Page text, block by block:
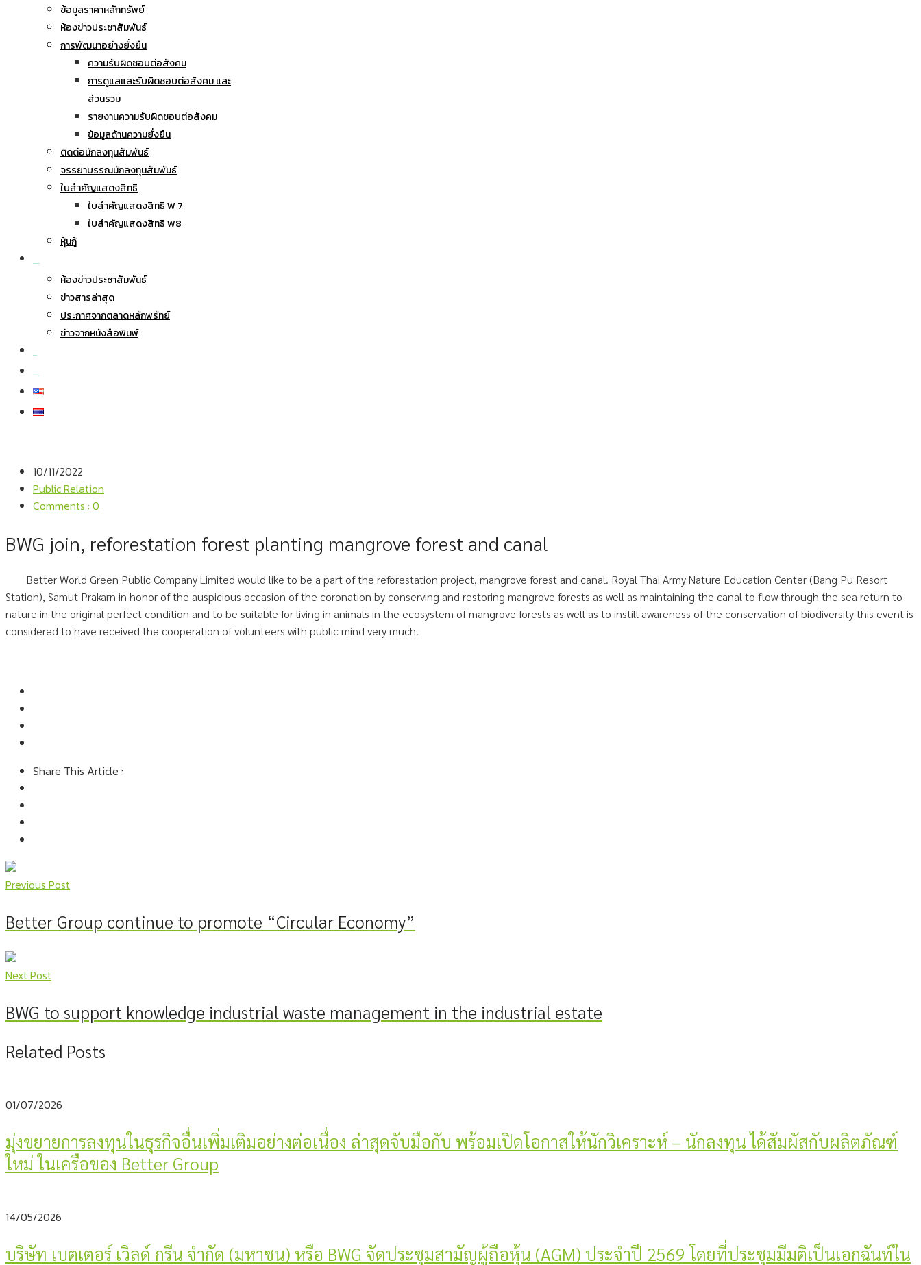
ข้อมูลราคาหลักทรัพย์
ห้องข่าวประชาสัมพันธ์
การพัฒนาอย่างยั่งยืน
ความรับผิดชอบต่อสังคม
การดูแลและรับผิดชอบต่อสังคม และ
ส่วนรวม
รายงานความรับผิดชอบต่อสังคม
ข้อมูลด้านความยั่งยืน
ติดต่อนักลงทุนสัมพันธ์
จรรยาบรรณนักลงทุนสัมพันธ์
ใบสำคัญแสดงสิทธิ
ใบสำคัญแสดงสิทธิ W 7
ใบสำคัญแสดงสิทธิ W8
หุ้นกู้
ห้องข่าวประชาสัมพันธ์
ข่าวสารล่าสุด
ประกาศจากตลาดหลักพรัทย์
ข่าวจากหนังสือพิมพ์
10/11/2022
Public Relation
Comments : 0
BWG join, reforestation forest planting mangrove forest and canal
Better World Green Public Company Limited would like to be a part of the reforestation project, mangrove forest and canal. Royal Thai Army Nature Education Center (Bang Pu Resort
Station), Samut Prakarn in honor of the auspicious occasion of the coronation by conserving and restoring mangrove forests as well as maintaining the canal to flow through the sea return to
nature in the original perfect condition and to be suitable for living in animals in the ecosystem of mangrove forests as well as to instill awareness of the conservation of biodiversity this event is
considered to have received the cooperation of volunteers with public mind very much.
Share This Article :
Previous Post
Better Group continue to promote “Circular Economy”
Next Post
BWG to support knowledge industrial waste management in the industrial estate
Related Posts
01/07/2026
มุ่งขยายการลงทุนในธุรกิจอื่นเพิ่มเติมอย่างต่อเนื่อง ล่าสุดจับมือกับ พร้อมเปิดโอกาสให้นักวิเคราะห์ – นักลงทุน ได้สัมผัสกับผลิตภัณฑ์
ใหม่ ในเครือของ Better Group
14/05/2026
บริษัท เบตเตอร์ เวิลด์ กรีน จำกัด (มหาชน) หรือ BWG จัดประชุมสามัญผู้ถือหุ้น (AGM) ประจำปี 2569 โดยที่ประชุมมีมติเป็นเอกฉันท์ใน